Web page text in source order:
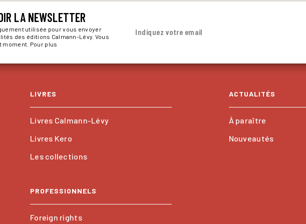
LA NEWSLETTER
utilisée pour vous envoyer
des éditions Calmann-Lévy. Vous
moment. Pour plus
Indiquez votre email
LIVRES
Livres Calmann-Lévy
Livres Kero
Les collections
ACTUALITÉS
À paraître
Nouveautés
PROFESSIONNELS
Foreign rights